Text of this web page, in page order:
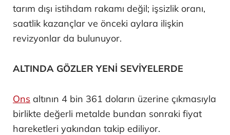
tarım dışı istihdam rakamı değil; işsizlik oranı,
saatlik kazançlar ve önceki aylara ilişkin
revizyonlar da bulunuyor.
ALTINDA GÖZLER YENİ SEVİYELERDE
Ons altının 4 bin 361 doların üzerine çıkmasıyla
birlikte değerli metalde bundan sonraki fiyat
hareketleri yakından takip ediliyor.